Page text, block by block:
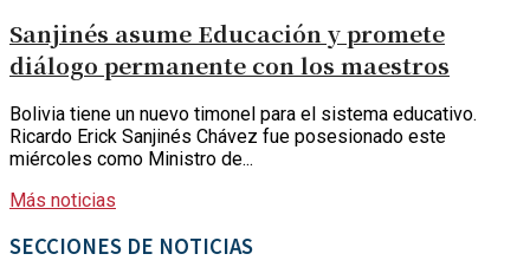
Sanjinés asume Educación y promete
diálogo permanente con los maestros
Bolivia tiene un nuevo timonel para el sistema educativo.
Ricardo Erick Sanjinés Chávez fue posesionado este
miércoles como Ministro de...
Más noticias
SECCIONES DE NOTICIAS